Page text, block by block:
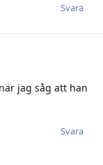
Svara
jag såg att han
Svara